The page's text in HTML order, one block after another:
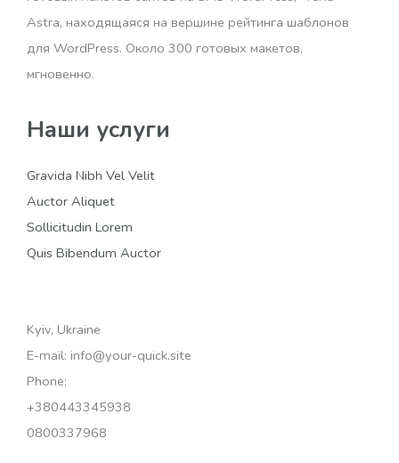
Astra, находящаяся на вершине рейтинга шаблонов
для WordPress. Около 300 готовых макетов,
мгновенно.
Наши услуги
Gravida Nibh Vel Velit
Auctor Aliquet
Sollicitudin Lorem
Quis Bibendum Auctor
Kyiv, Ukraine
E-mail: info@your-quick.site
Phone:
+380443345938
0800337968